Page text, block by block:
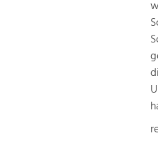
Climate Change, Public
Increase in Regional Value